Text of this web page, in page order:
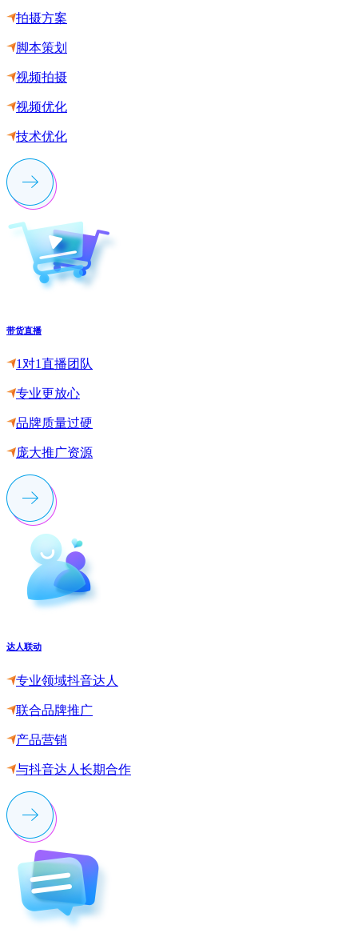
拍摄方案
脚本策划
视频拍摄
视频优化
技术优化
带货直播
1对1直播团队
专业更放心
品牌质量过硬
庞大推广资源
达人联动
专业领域抖音达人
联合品牌推广
产品营销
与抖音达人长期合作